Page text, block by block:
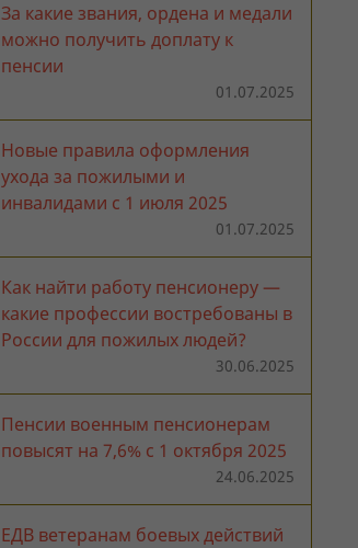
За какие звания, ордена и медали
можно получить доплату к
пенсии
01.07.2025
Новые правила оформления
ухода за пожилыми и
инвалидами с 1 июля 2025
01.07.2025
Как найти работу пенсионеру —
какие профессии востребованы в
России для пожилых людей?
30.06.2025
Пенсии военным пенсионерам
повысят на 7,6% с 1 октября 2025
24.06.2025
ЕДВ ветеранам боевых действий